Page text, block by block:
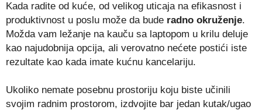
Kada radite od kuće, od velikog uticaja na efikasnost i
produktivnost u poslu može da bude radno okruženje.
Možda vam ležanje na kauču sa laptopom u krilu deluje
kao najudobnija opcija, ali verovatno nećete postići iste
rezultate kao kada imate kućnu kancelariju.
Ukoliko nemate posebnu prostoriju koju biste učinili
svojim radnim prostorom, izdvojite bar jedan kutak/ugao